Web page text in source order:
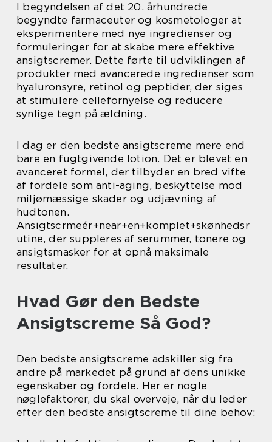
I begyndelsen af det 20. århundrede
begyndte farmaceuter og kosmetologer at
eksperimentere med nye ingredienser og
formuleringer for at skabe mere effektive
ansigtscremer. Dette førte til udviklingen af
produkter med avancerede ingredienser som
hyaluronsyre, retinol og peptider, der siges
at stimulere cellefornyelse og reducere
synlige tegn på ældning.
I dag er den bedste ansigtscreme mere end
bare en fugtgivende lotion. Det er blevet en
avanceret formel, der tilbyder en bred vifte
af fordele som anti-aging, beskyttelse mod
miljømæssige skader og udjævning af
hudtonen.
Ansigtscrmeér+near+en+komplet+skønhedsr
utine, der suppleres af serummer, tonere og
ansigtsmasker for at opnå maksimale
resultater.
Hvad Gør den Bedste
Ansigtscreme Så God?
Den bedste ansigtscreme adskiller sig fra
andre på markedet på grund af dens unikke
egenskaber og fordele. Her er nogle
nøglefaktorer, du skal overveje, når du leder
efter den bedste ansigtscreme til dine behov: